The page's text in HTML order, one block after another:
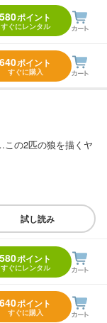
580ポイント
すぐにレンタル
640ポイント
すぐに購入
の2匹の狼を描くヤ
試し読み
580ポイント
すぐにレンタル
640ポイント
すぐに購入